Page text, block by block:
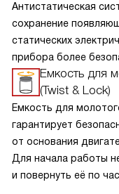
Антистатическая
сохранение
статических
прибора более
Емкость для
(Twist & Lock)
Емкость для
гарантирует
от основания
Для начала работы
и повернуть её по